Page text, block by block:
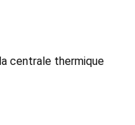
centrale thermique